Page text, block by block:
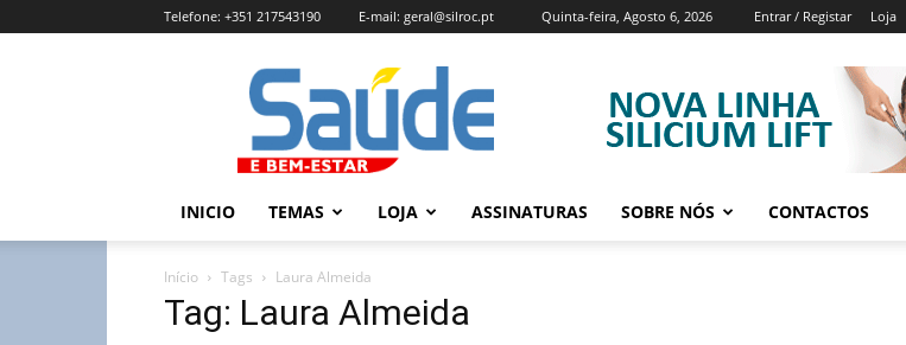
Quinta-feira, Agosto 6, 2026 Entrar / Registar Loja
Telefone: +351 217543190 E-mail: geral@silroc.pt
Revista
Saúde
e
Bem
Estar
Edição
INICIO TEMAS LOJA ASSINATURAS SOBRE NÓS CONTACTOS
Início Tags Laura Almeida
Tag: Laura Almeida